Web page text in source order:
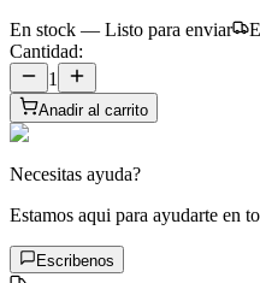
En stock — Listo para enviar
Cantidad:
1
Anadir al carrito
Necesitas ayuda?
Estamos aqui para ayudarte en
Escribenos